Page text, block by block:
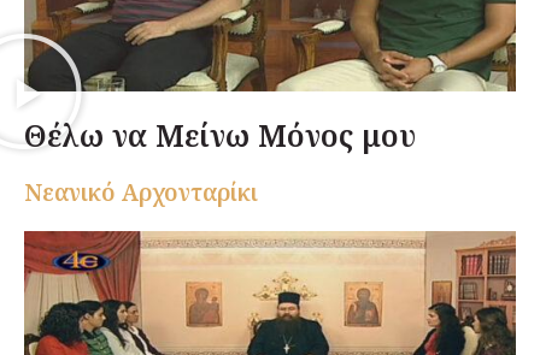
Θέλω να Μείνω Μόνος μου
Nεανικό Αρχονταρίκι